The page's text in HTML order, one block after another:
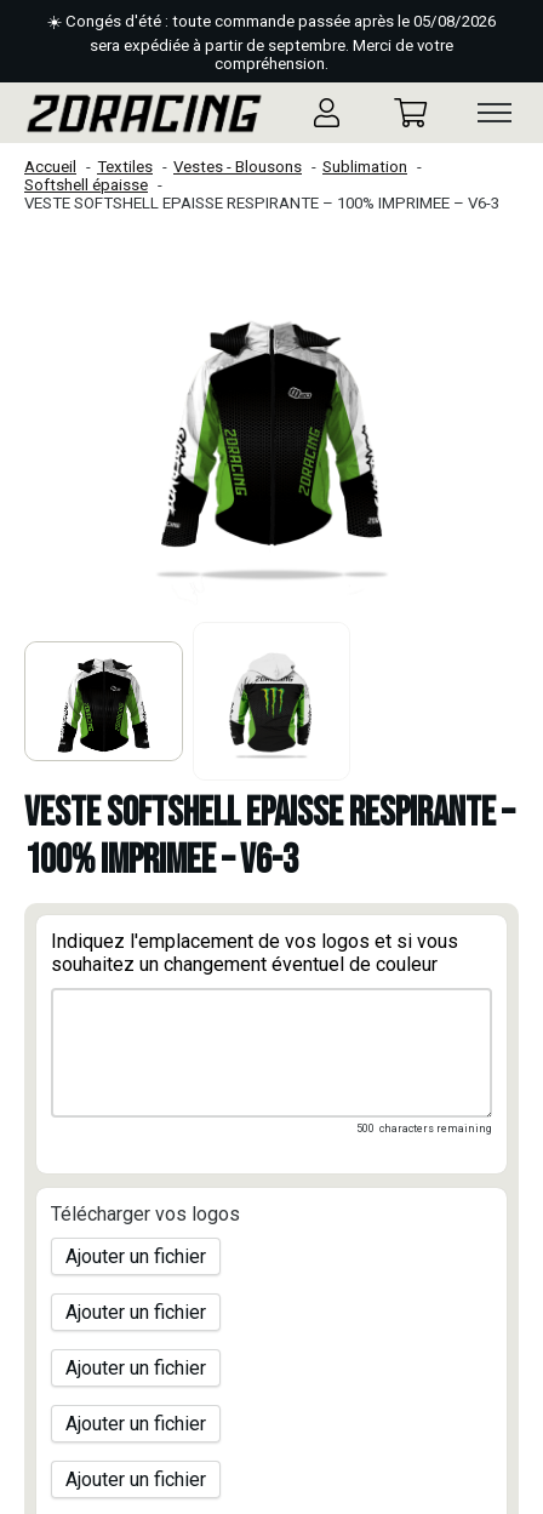
☀️ Congés d'été : toute commande passée après le 05/08/2026
sera expédiée à partir de septembre. Merci de votre
compréhension.
Accueil Textiles Vestes - Blousons
Sublimation
Softshell épaisse
VESTE SOFTSHELL EPAISSE RESPIRANTE – 100% IMPRIMEE – V6-3
VESTE SOFTSHELL EPAISSE RESPIRANTE –
100% IMPRIMEE – V6-3
Indiquez l'emplacement de vos logos et si vous
souhaitez un changement éventuel de couleur
500 characters remaining
Télécharger vos logos
Ajouter un fichier
Ajouter un fichier
Ajouter un fichier
Ajouter un fichier
Ajouter un fichier